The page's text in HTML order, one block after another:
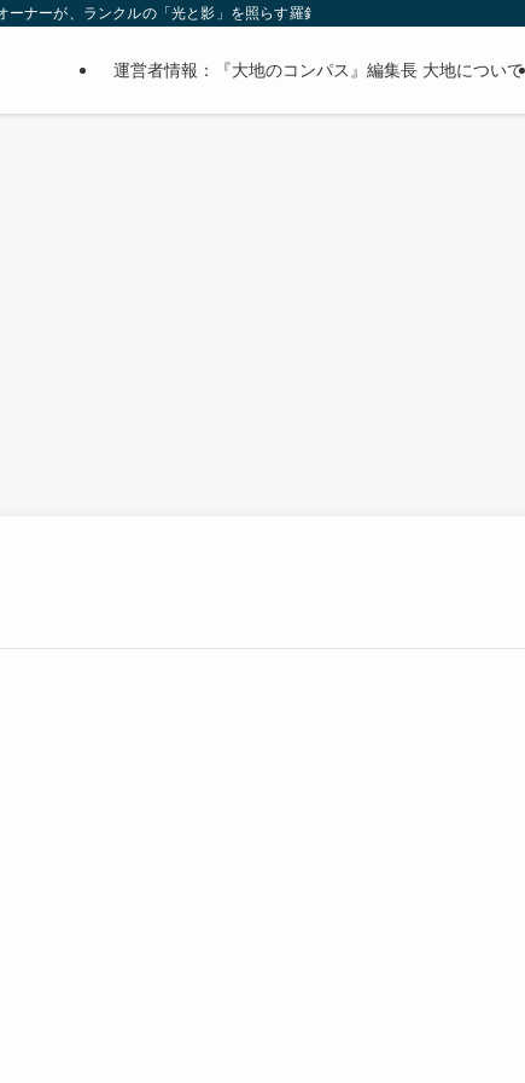
ナーが、ランクルの「光と影」を照らす羅針盤。
運営者情報：『大地のコンパス』編集長 大地について